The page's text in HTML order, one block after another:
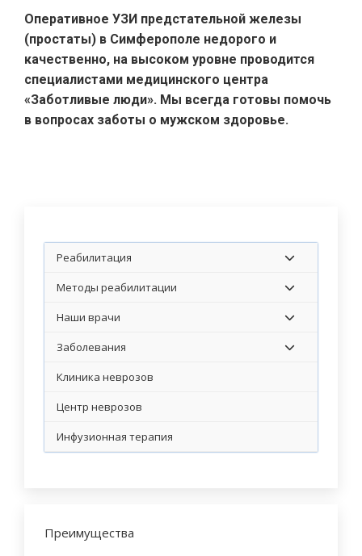
Оперативное УЗИ предстательной железы
(простаты) в Симферополе недорого и
качественно, на высоком уровне проводится
специалистами медицинского центра
«Заботливые люди». Мы всегда готовы помочь
в вопросах заботы о мужском здоровье.
Реабилитация
Методы реабилитации
Наши врачи
Заболевания
Клиника неврозов
Центр неврозов
Инфузионная терапия
Преимущества